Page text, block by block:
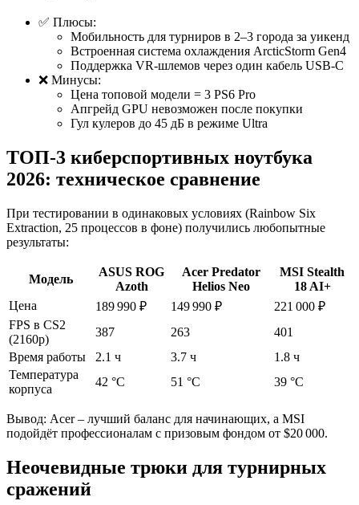
✅ Плюсы:
Мобильность для турниров в 2–3 города за уикенд
Встроенная система охлаждения ArcticStorm Gen4
Поддержка VR-шлемов через один кабель USB-C
❌ Минусы:
Цена топовой модели = 3 PS6 Pro
Апгрейд GPU невозможен после покупки
Гул кулеров до 45 дБ в режиме Ultra
ТОП-3 киберспортивных ноутбука
2026: техническое сравнение
При тестировании в одинаковых условиях (Rainbow Six
Extraction, 25 процессов в фоне) получились любопытные
результаты:
Модель
ASUS ROG
Azoth
Acer Predator
Helios Neo
MSI Stealth
18 AI+
Цена
189 990 ₽ 149 990 ₽
221 000 ₽
FPS в CS2
(2160p)
387 263
401
Время работы
2.1 ч 3.7 ч
1.8 ч
Температура
корпуса
42 °C 51 °C 39 °C
Вывод: Acer – лучший баланс для начинающих, а MSI
подойдёт профессионалам с призовым фондом от $20 000.
Неочевидные трюки для турнирных
сражений